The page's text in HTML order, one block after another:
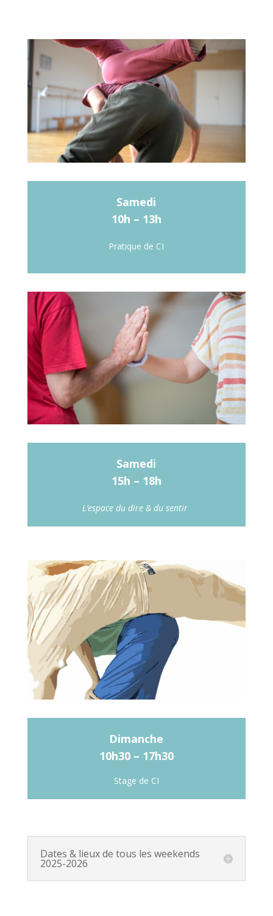
Samedi
10h – 13h
Pratique de CI
Samedi
15h – 18h
L’espace du dire & du sentir
Dimanche
10h30 – 17h30
Stage de CI
Dates & lieux de tous les weekends
2025-2026